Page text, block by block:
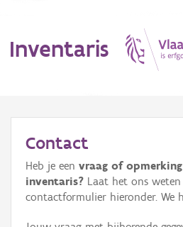
Inventaris
Erfgoedobject
Aanduidingsobject
Contact
Heb je een vraag of
inventaris? Laat het ons
contactformulier hieronder. We